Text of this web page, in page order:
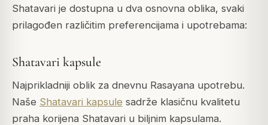
Shatavari je dostupna u dva osnovna oblika, svaki
prilagođen različitim preferencijama i upotrebama:
Shatavari kapsule
Najprikladniji oblik za dnevnu Rasayana upotrebu.
Naše Shatavari kapsule sadrže klasičnu kvalitetu
praha korijena Shatavari u biljnim kapsulama.